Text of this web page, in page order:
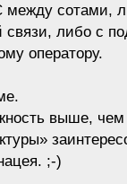
между сотами,
связи, либо с
оператору.
выше, чем
;-)